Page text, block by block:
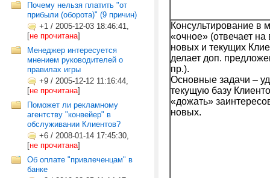
Почему нельзя платить "от
прибыли (оборота)" (9 причин)
+1 / 2005-12-03 18:46:41,
[не прочитана]
Менеджер интересуется
мнением руководителей о
правилах игры
+9 / 2005-12-12 11:16:44,
[не прочитана]
Поможет ли рекламному
агентству "конвейер" в
обслуживании Клиентов?
+6 / 2008-01-14 17:45:30,
[не прочитана]
Об оплате "привлеченцам" в
банке
Консультирование в
«очное» (отвечает
новых и текущих
делает доп.
пр.).
Основные задачи –
текущую базу
«дожать»
новых.